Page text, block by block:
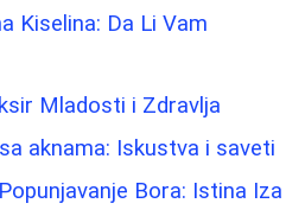
Kiselina: Da Li Vam
Mladosti i Zdravlja
aknama: Iskustva i saveti
Bora: Istina Iza